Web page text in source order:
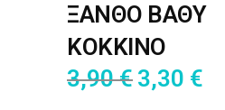
ΞΑΝΘΟ ΒΑΘΥ
ΚΟΚΚΙΝΟ
3,90€ 3,30 €